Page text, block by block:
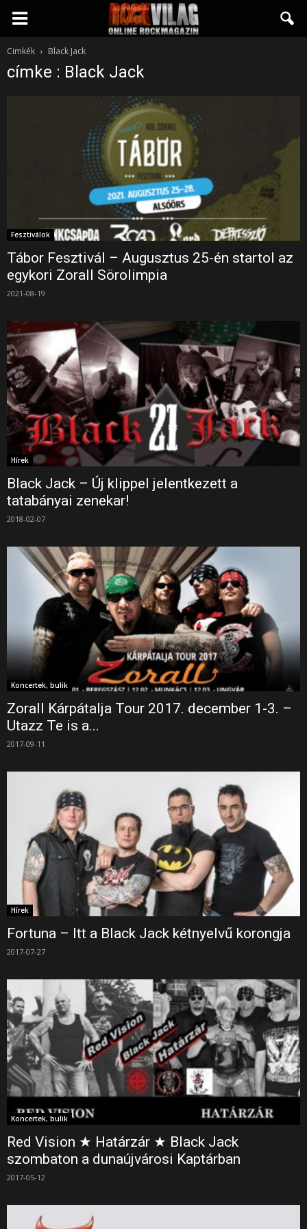
Rockvilág.hu
online
Cimkék Black Jack
címke : Black Jack
Fesztiválok
Tábor Fesztivál – Augusztus 25-én startol az
egykori Zorall Sörolimpia
2021-08-19
Hírek
Black Jack – Új klippel jelentkezett a
tatabányai zenekar!
2018-02-07
Koncertek, bulik
Zorall Kárpátalja Tour 2017. december 1-3. –
Utazz Te is a...
2017-09-11
Hírek
Fortuna – Itt a Black Jack kétnyelvű korongja
2017-07-27
Koncertek, bulik
Red Vision ★ Határzár ★ Black Jack
szombaton a dunaújvárosi Kaptárban
2017-05-12